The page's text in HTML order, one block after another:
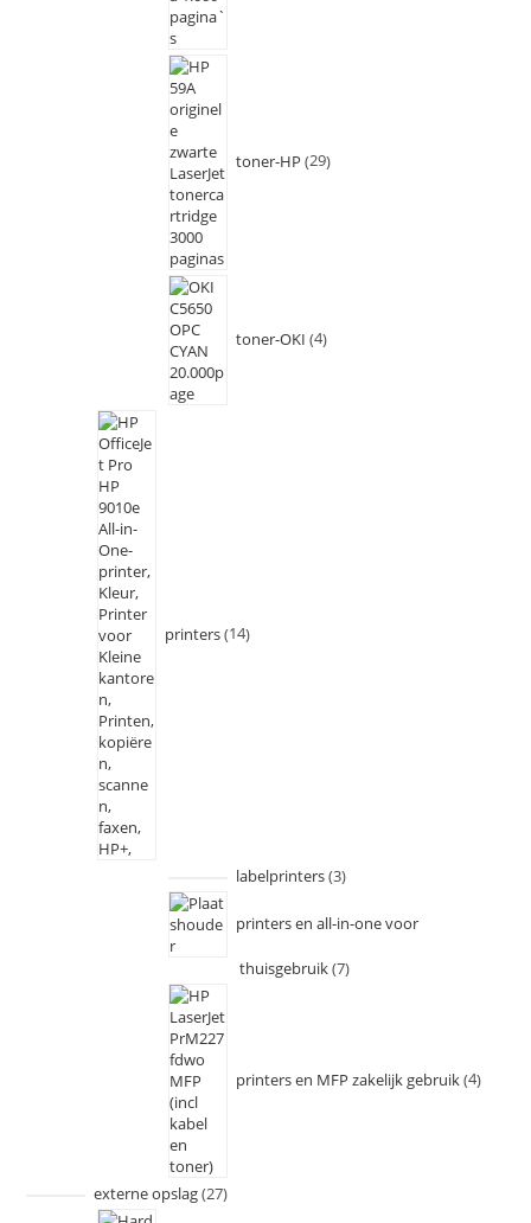
toner-HP 29
toner-OKI 4
printers 14
labelprinters 3
printers en all-in-one voor
thuisgebruik 7
printers en MFP zakelijk gebruik 4
externe opslag 27